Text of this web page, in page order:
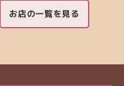
お店の一覧を見る